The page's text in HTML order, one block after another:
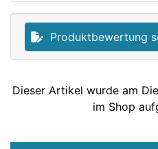
Produktbewertung
Dieser Artikel wurde am
im Shop